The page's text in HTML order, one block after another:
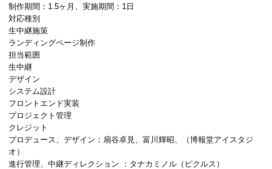
制作期間：1.5ヶ月、実施期間：1日
対応種別
生中継施策
ランディングページ制作
担当範囲
生中継
デザイン
システム設計
フロントエンド実装
プロジェクト管理
クレジット
プロデュース、デザイン：扇谷卓見、富川輝昭、（博報堂アイスタジ
オ）
進行管理、中継ディレクション ： タナカミノル（ピクルス）